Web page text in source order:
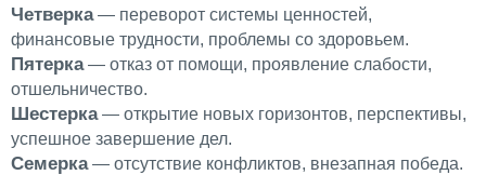
Четверка— переворот системы ценностей,
финансовые трудности, проблемы со здоровьем.
Пятерка— отказ от помощи, проявление слабости,
отшельничество.
Шестерка— открытие новых горизонтов, перспективы,
успешное завершение дел.
Семерка— отсутствие конфликтов, внезапная победа.